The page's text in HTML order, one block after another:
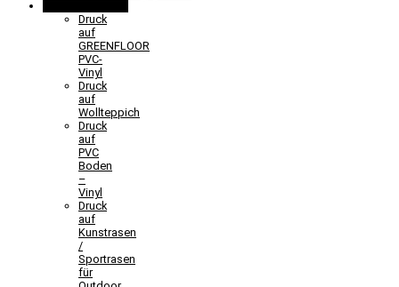
Druck
auf
GREENFLOOR
PVC-
Vinyl
Druck
auf
Wollteppich
Druck
auf
PVC
Boden
–
Vinyl
Druck
auf
Kunstrasen
/
Sportrasen
für